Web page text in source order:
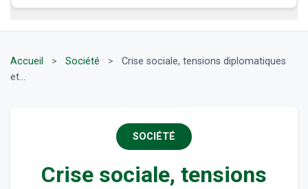
Accueil > Société >
Crise sociale, tensions diplomatiques
et...
SOCIÉTÉ
Crise sociale, tensions